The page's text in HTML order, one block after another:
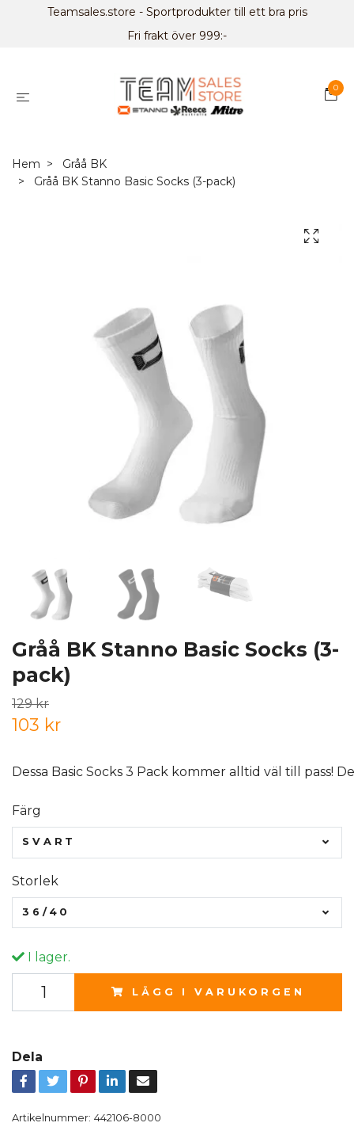
Teamsales.store - Sportprodukter till ett bra pris
Fri frakt över 999:-
0
Hem
Gråå BK
Gråå BK Stanno Basic Socks (3-pack)
Gråå BK Stanno Basic Socks (3-
pack)
129 kr
103 kr
Dessa Basic Socks 3 Pack kommer alltid väl till pass!
Färg
SVART
Storlek
36/40
I lager.
LÄGG I VARUKORGEN
Dela
Artikelnummer: 442106-8000